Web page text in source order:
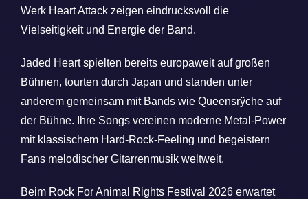
Werk Heart Attack zeigen eindrucksvoll die
Vielseitigkeit und Energie der Band.
Jaded Heart spielten bereits europaweit auf großen
Bühnen, tourten durch Japan und standen unter
anderem gemeinsam mit Bands wie Queensrÿche auf
der Bühne. Ihre Songs vereinen moderne Metal-Power
mit klassischem Hard-Rock-Feeling und begeistern
Fans melodischer Gitarrenmusik weltweit.
Beim Rock For Animal Rights Festival 2026 erwartet